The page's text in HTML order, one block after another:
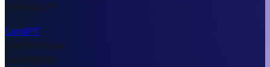
Pombal, PT.
LandPT
StadtPombal
Lat39.8856